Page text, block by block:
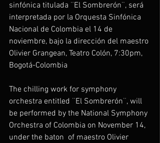
sinfónica titulada ¨El Sombrerón¨, será
interpretada por la Orquesta Sinfónica
Nacional de Colombia el 14 de
noviembre, bajo la dirección del maestro
Olivier Grangean, Teatro Colón, 7:30pm,
Bogotá-Colombia
The chilling work for symphony
orchestra entitled ¨El Sombrerón¨, will
be performed by the National Symphony
Orchestra of Colombia on November 14,
under the baton  of maestro Olivier